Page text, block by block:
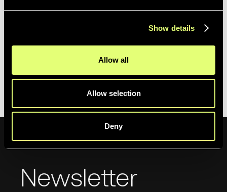
Show details
Allow all
Allow selection
Deny
organisations de préserver leur héritage et de trouver,
réutiliser et monétiser efficacement leur contenu. Le
processus de travail grandement optimisés et un
patrimoine vidéo qui vivra éternellement.
Newsletter